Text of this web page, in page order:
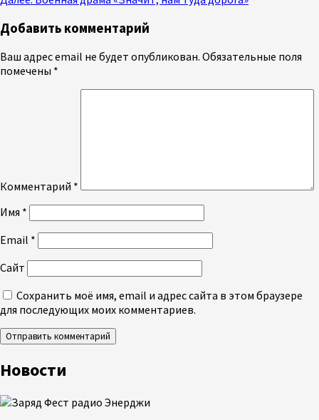
чтение
Добавить комментарий
Ваш адрес email не будет опубликован. Обязательные поля
помечены *
Комментарий *
Имя *
Email *
Сайт
Сохранить моё имя, email и адрес сайта в этом браузере
для последующих моих комментариев.
Новости